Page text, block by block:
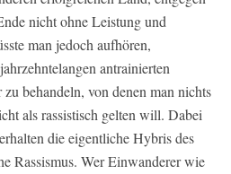
nicht ohne Leistung und
man jedoch aufhören,
antrainierten
behandeln, von denen man nichts
als rassistisch gelten will. Dabei
die eigentliche Hybris des
Rassismus. Wer Einwanderer wie